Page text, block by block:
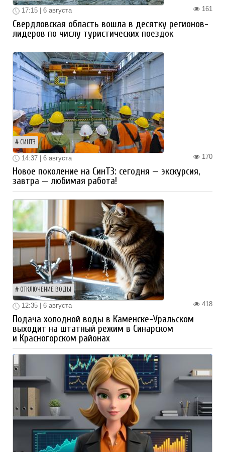
161
17:15 | 6 августа
Свердловская область вошла в десятку регионов-
лидеров по числу туристических поездок
СИНТЗ
170
14:37 | 6 августа
Новое поколение на СинТЗ: сегодня — экскурсия,
завтра — любимая работа!
ОТКЛЮЧЕНИЕ ВОДЫ
418
12:35 | 6 августа
Подача холодной воды в Каменске-Уральском
выходит на штатный режим в Синарском
и Красногорском районах